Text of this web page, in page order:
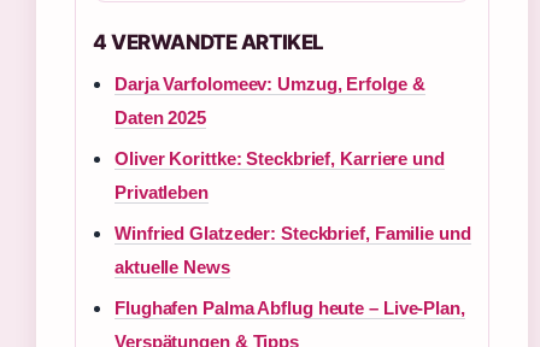
4 VERWANDTE ARTIKEL
Darja Varfolomeev: Umzug, Erfolge &
Daten 2025
Oliver Korittke: Steckbrief, Karriere und
Privatleben
Winfried Glatzeder: Steckbrief, Familie und
aktuelle News
Flughafen Palma Abflug heute – Live-Plan,
Verspätungen & Tipps